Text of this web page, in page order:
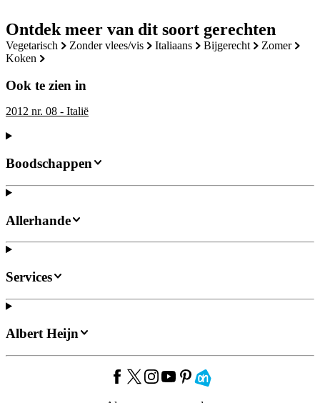
Ontdek meer van dit soort gerechten
vegetarisch zonder vlees/vis italiaans bijgerecht
zomer
koken
Ook te zien in
2012 nr. 08 - Italië
Boodschappen
Allerhande
Services
Albert Heijn